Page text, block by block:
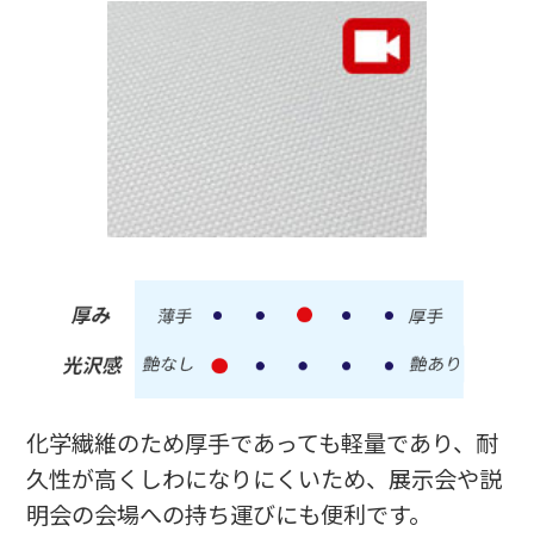
早急にご対応いただけた為
【商品に関する満足度の理由】
仕上がりがきれいだった為
【どんなことに利用されましたか？】
★★★★★
★★★★★
2025.12.1
【サービスに関する満足度の理由】
急ぎの見積依頼、注文にも拘らず大変丁寧に対応していただき
納期に間に合い、無事展示会で使用することができました。
【商品に関する満足度の理由】
価格が良心的であったが、全く不備もなく品質にも満足してい
る
化学繊維のため厚手であっても軽量であり、耐
久性が高くしわになりにくいため、展示会や説
明会の会場への持ち運びにも便利です。